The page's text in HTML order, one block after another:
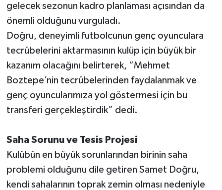
gelecek sezonun kadro planlaması açısından da
önemli olduğunu vurguladı.
Doğru, deneyimli futbolcunun genç oyunculara
tecrübelerini aktarmasının kulüp için büyük bir
kazanım olacağını belirterek, “Mehmet
Boztepe’nin tecrübelerinden faydalanmak ve
genç oyuncularımıza yol göstermesi için bu
transferi gerçekleştirdik” dedi.
Saha Sorunu ve Tesis Projesi
Kulübün en büyük sorunlarından birinin saha
problemi olduğunu dile getiren Samet Doğru,
kendi sahalarının toprak zemin olması nedeniyle